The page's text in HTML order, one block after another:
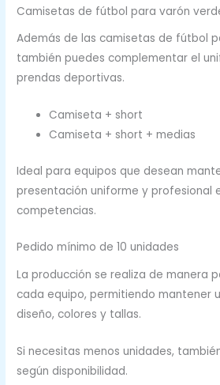
Camisetas de fútbol para varón
Además de las camisetas de fútbol
también puedes complementar el
prendas deportivas.
Camiseta + short
Camiseta + short + medias
Ideal para equipos que desean
presentación uniforme y profesional
competencias.
Pedido mínimo de 10 unidades
La producción se realiza de manera
cada equipo, permitiendo mantener
diseño, colores y tallas.
Si necesitas menos unidades,
según disponibilidad.